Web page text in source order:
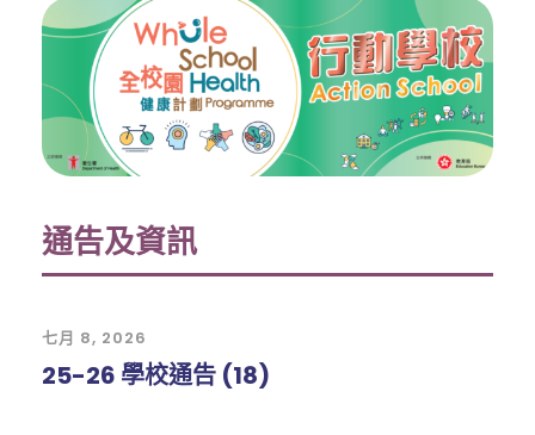
通告及資訊
七月 8, 2026
25-26 學校通告 (18)